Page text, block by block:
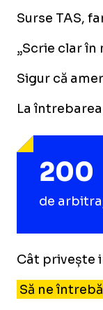
Surse TAS,
„Scrie clar
Sigur că
La
200
de
Cât privește
Să ne